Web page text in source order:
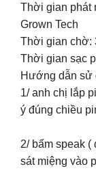
Thời gian phát
Grown Tech
Thời gian chờ:
Thời gian sạc
Hướng dẫn sử
1/ anh chị lắp
ý đúng chiều
2/ bấm speak (
sát miệng vào